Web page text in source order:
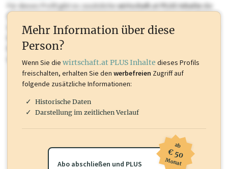
Für dieses Profil gibt es zusätzlichewirtschaft.at PLUS Inhaltedie
Sie momentan nicht einsehen können. Schalten Sie dieses Profil frei
oder loggen Sie sich ein um diese Inhalte zu sehen. wirtschaft.at PLUS
Marken, Patente, Rechtstatsachen, OTS-Aussendungen, und viele
mehr.
Mehr Information über diese
Person?
Wenn Sie die wirtschaft.at PLUS Inhalte dieses Profils
freischalten, erhalten Sie den werbefreien Zugriff auf
folgende zusätzliche Informationen:
Historische Daten
Darstellung im zeitlichen Verlauf
Abo abschließen und PLUS
ab
€ 50
Monat